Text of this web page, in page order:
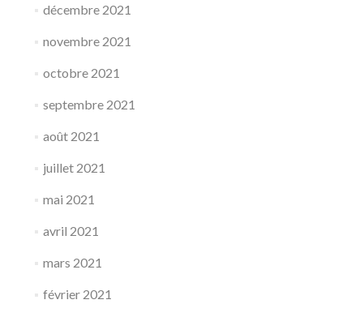
décembre 2021
novembre 2021
octobre 2021
septembre 2021
août 2021
juillet 2021
mai 2021
avril 2021
mars 2021
février 2021